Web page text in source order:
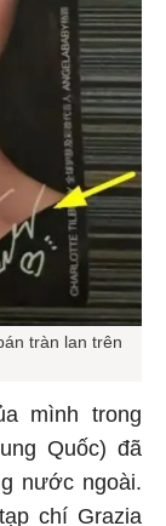
tràn lan trên
mình trong
Quốc) đã
nước ngoài.
chí Grazia